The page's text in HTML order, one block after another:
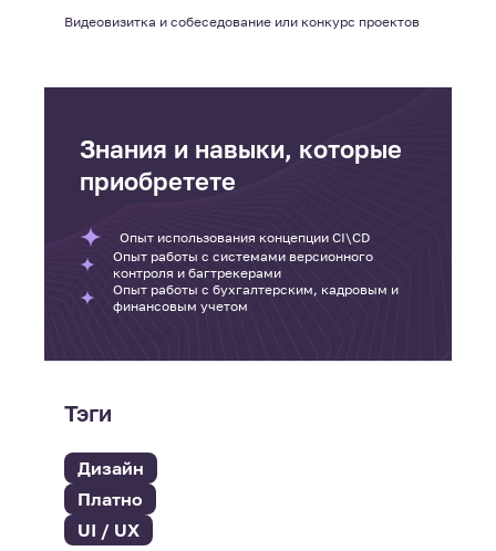
Видеовизитка и собеседование или конкурс проектов
Знания и навыки, которые
приобретете
Опыт использования концепции CI\CD
Опыт работы с системами версионного
контроля и багтрекерами
Опыт работы с бухгалтерским, кадровым и
финансовым учетом
Тэги
Дизайн
Платно
UI / UX